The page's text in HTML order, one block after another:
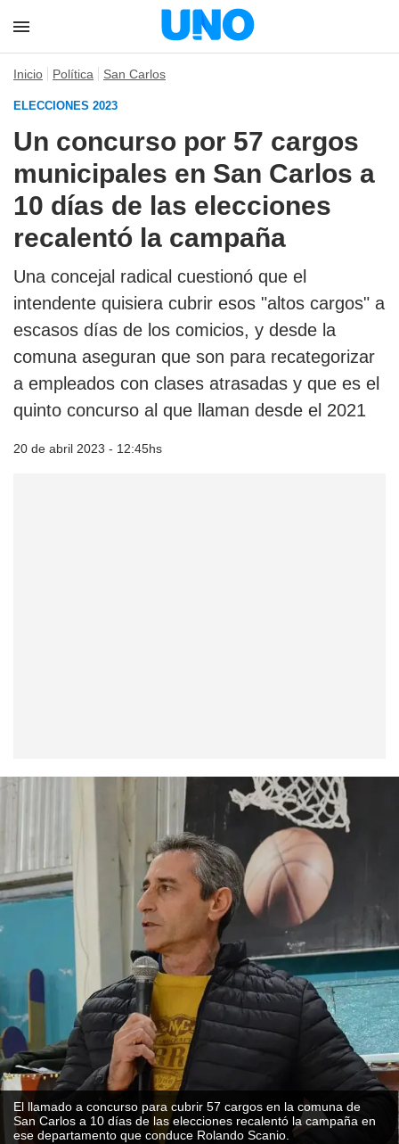
Inicio Política San Carlos
ELECCIONES 2023
Un concurso por 57 cargos
municipales en San Carlos a
10 días de las elecciones
recalentó la campaña
Una concejal radical cuestionó que el
intendente quisiera cubrir esos "altos cargos" a
escasos días de los comicios, y desde la
comuna aseguran que son para recategorizar
a empleados con clases atrasadas y que es el
quinto concurso al que llaman desde el 2021
20 de abril 2023 - 12:45hs
El llamado a concurso para cubrir 57 cargos en la comuna de
San Carlos a 10 días de las elecciones recalentó la campaña en
ese departamento que conduce Rolando Scanio.